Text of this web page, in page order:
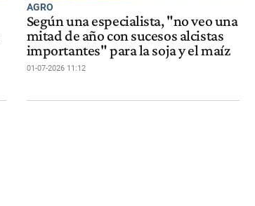
AGRO
Según una especialista, "no veo una
mitad de año con sucesos alcistas
importantes" para la soja y el maíz
01-07-2026 11:12